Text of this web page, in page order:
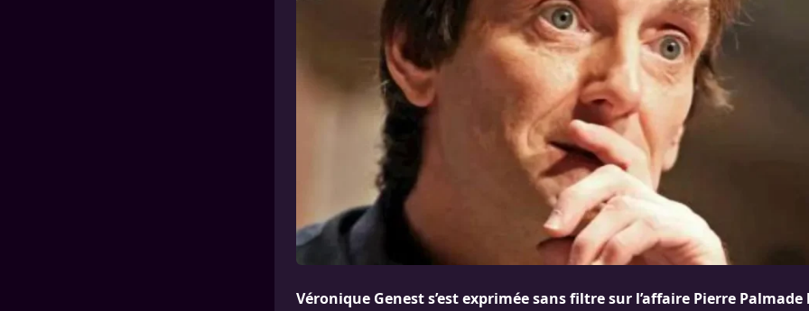
Véronique Genest s’est exprimée sans filtre sur l’affaire Pierre Palmade